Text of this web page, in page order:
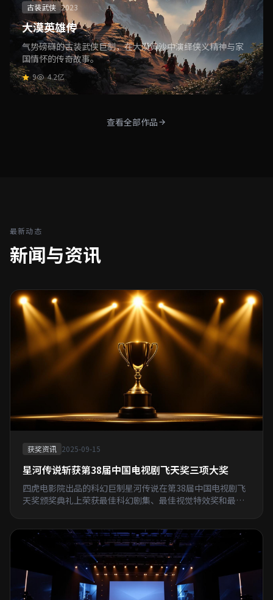
古装武侠 2023
大漠英雄传
气势磅礴的古装武侠巨制，在大漠黄沙中演绎侠义精神与家
国情怀的传奇故事。
9 4.2亿
查看全部作品
最新动态
新闻与资讯
获奖资讯 2025-09-15
星河传说斩获第38届中国电视剧飞天奖三项大奖
四虎电影院出品的科幻巨制星河传说在第38届中国电视剧飞
天奖颁奖典礼上荣获最佳科幻剧集、最佳视觉特效奖和最佳